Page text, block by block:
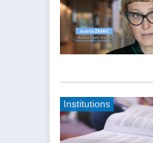
Institutions